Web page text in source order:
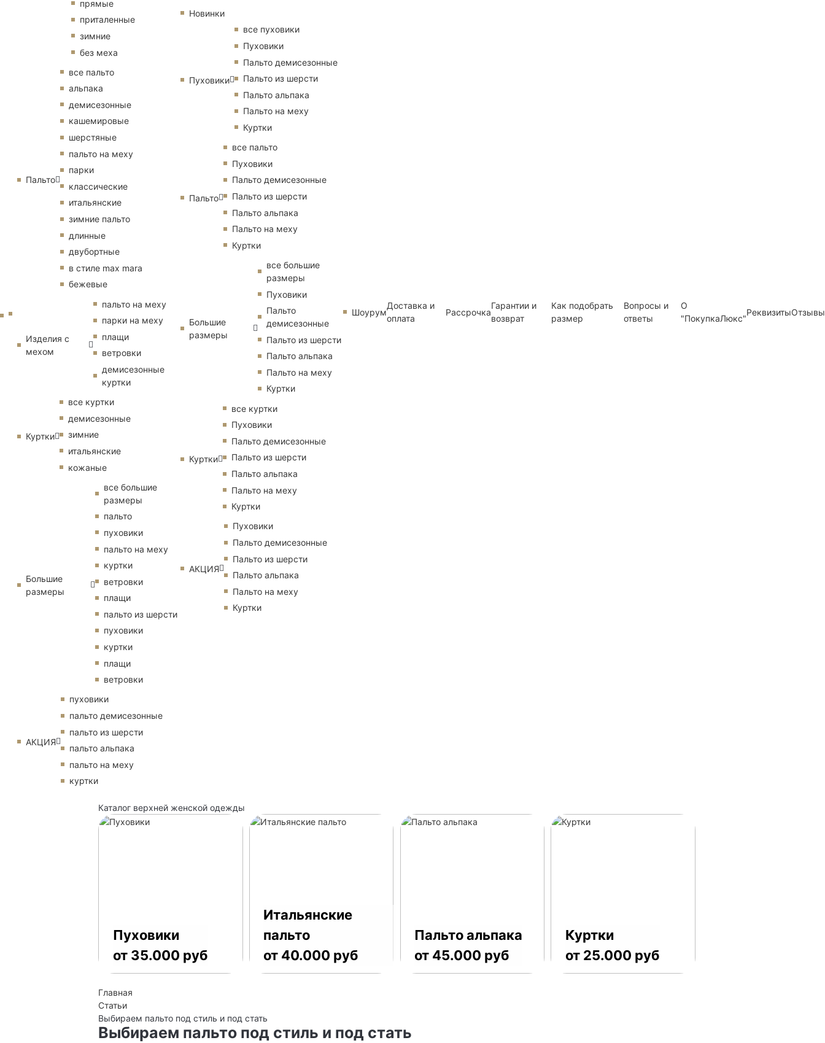
прямые
приталенные
зимние
без меха
Пальто
все пальто
альпака
демисезонные
кашемировые
шерстяные
пальто на меху
парки
классические
итальянские
зимние пальто
длинные
двубортные
в стиле max mara
бежевые
Изделия с
мехом
пальто на меху
парки на меху
плащи
ветровки
демисезонные
куртки
Куртки
все куртки
демисезонные
зимние
итальянские
кожаные
Большие
размеры
все большие
размеры
пальто
пуховики
пальто на меху
куртки
ветровки
плащи
пальто из шерсти
пуховики
куртки
плащи
ветровки
АКЦИЯ
пуховики
пальто демисезонные
пальто из шерсти
пальто альпака
пальто на меху
куртки
Новинки
Пуховики
все пуховики
Пуховики
Пальто демисезонные
Пальто из шерсти
Пальто альпака
Пальто на меху
Куртки
Пальто
все пальто
Пуховики
Пальто демисезонные
Пальто из шерсти
Пальто альпака
Пальто на меху
Куртки
Большие
размеры
все большие
размеры
Пуховики
Пальто
демисезонные
Пальто из шерсти
Пальто альпака
Пальто на меху
Куртки
Куртки
все куртки
Пуховики
Пальто демисезонные
Пальто из шерсти
Пальто альпака
Пальто на меху
Куртки
АКЦИЯ
Пуховики
Пальто демисезонные
Пальто из шерсти
Пальто альпака
Пальто на меху
Куртки
Шоурум
Доставка и
оплата
Рассрочка
Гарантии и
возврат
Как подобрать
размер
Вопросы и
ответы
О
"ПокупкаЛюкс"
РеквизитыОтзывы
Каталог верхней женской одежды
Пуховики
от 35.000 руб
Итальянские
пальто
от 40.000 руб
Пальто альпака
от 45.000 руб
Куртки
от 25.000 руб
Главная
Статьи
Выбираем пальто под стиль и под стать
Выбираем пальто под стиль и под стать